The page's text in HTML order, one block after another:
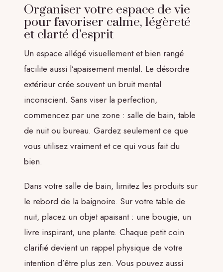
Organiser votre espace de vie
pour favoriser calme, légèreté
et clarté d’esprit
Un espace allégé visuellement et bien rangé
facilite aussi l’apaisement mental. Le désordre
extérieur crée souvent un bruit mental
inconscient. Sans viser la perfection,
commencez par une zone : salle de bain, table
de nuit ou bureau. Gardez seulement ce que
vous utilisez vraiment et ce qui vous fait du
bien.
Dans votre salle de bain, limitez les produits sur
le rebord de la baignoire. Sur votre table de
nuit, placez un objet apaisant : une bougie, un
livre inspirant, une plante. Chaque petit coin
clarifié devient un rappel physique de votre
intention d’être plus zen. Vous pouvez aussi